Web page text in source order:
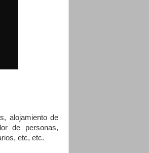
alojamiento de
de personas,
etc, etc.